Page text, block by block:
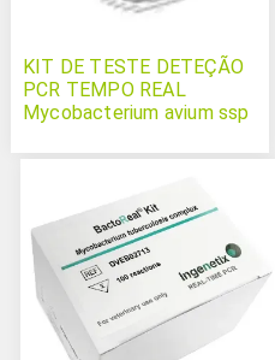
KIT DE TESTE DETEÇÃO
PCR TEMPO REAL
Mycobacterium avium ssp